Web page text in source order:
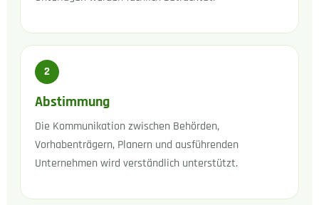
2
Abstimmung
Die Kommunikation zwischen Behörden,
Vorhabenträgern, Planern und ausführenden
Unternehmen wird verständlich unterstützt.